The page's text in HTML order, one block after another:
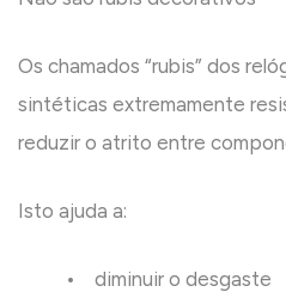
Os chamados “rubis” dos
sintéticas extremamente
reduzir o atrito entre
Isto ajuda a:
• diminuir o desgaste